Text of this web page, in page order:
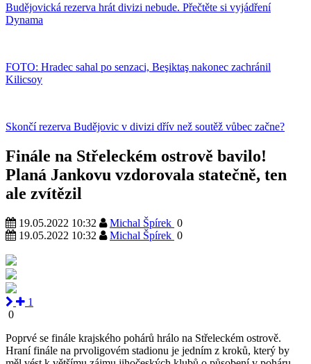
Budějovická rezerva hrát divizi nebude. Přečtěte si vyjádření
Dynama
FOTO: Hradec sahal po senzaci, Beşiktaş nakonec zachránil
Kilicsoy
Skončí rezerva Budějovic v divizi dřív než soutěž vůbec začne?
Finále na Střeleckém ostrově bavilo!
Planá Jankovu vzdorovala statečně, ten
ale zvítězil
19.05.2022 10:32 Michal Špírek 0
19.05.2022 10:32
Michal Špírek 0
1
0
Poprvé se finále krajského pohárů hrálo na Střeleckém ostrově.
Hraní finále na prvoligovém stadionu je jedním z kroků, který by